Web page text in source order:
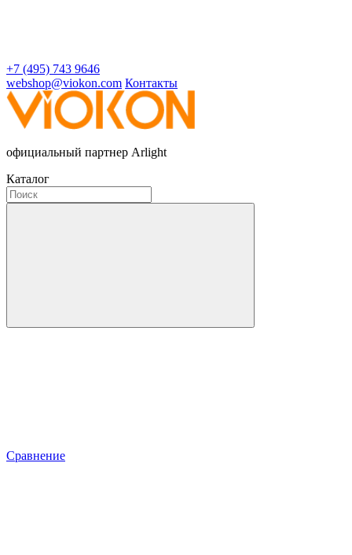
+7 (495) 743 9646
webshop@viokon.com Контакты
официальный партнер Arlight
Каталог
Сравнение